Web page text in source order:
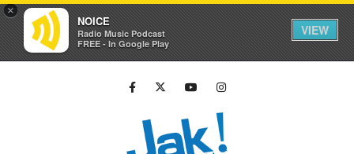
×
NOICE
Radio Music Podcast
FREE - In Google Play
VIEW